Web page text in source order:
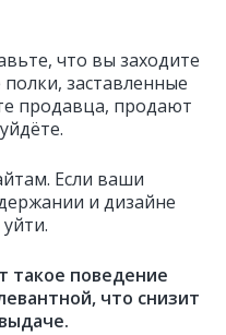
что вы заходите
заставленные
продавца, продают
Если ваши
и дизайне
такое поведение
что снизит